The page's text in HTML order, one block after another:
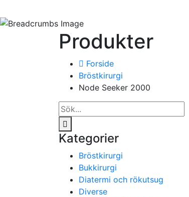
Produkter
Forside
Bröstkirurgi
Node Seeker 2000
Kategorier
Bröstkirurgi
Bukkirurgi
Diatermi och rökutsug
Diverse